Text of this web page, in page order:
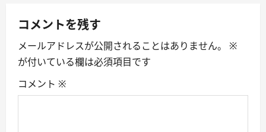
i
g
a
t
コメントを残す
メールアドレスが公開されることはありません。
※
が付いている欄は必須項目です
コメント ※